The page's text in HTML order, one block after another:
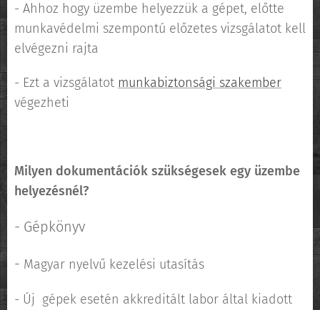
- Ahhoz hogy üzembe helyezzük a gépet, előtte
munkavédelmi szempontú előzetes vizsgálatot kell
elvégezni rajta
- Ezt a vizsgálatot munkabiztonsági szakember
végezheti
Milyen dokumentációk szükségesek egy üzembe
helyezésnél?
- Gépkönyv
- Magyar nyelvű kezelési utasítás
- Új gépek esetén akkreditált labor által kiadott